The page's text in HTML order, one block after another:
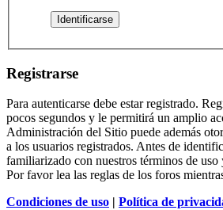
Registrarse
Para autenticarse debe estar registrado.
pocos segundos y le permitirá un amplio
Administración del Sitio puede además
a los usuarios registrados. Antes de
familiarizado con nuestros términos de uso
Por favor lea las reglas de los foros
Condiciones de uso | Política de